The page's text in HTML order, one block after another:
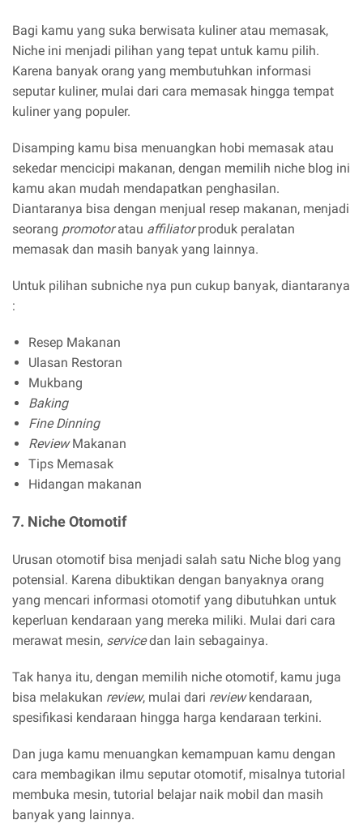
Bagi kamu yang suka berwisata kuliner atau memasak,
Niche ini menjadi pilihan yang tepat untuk kamu pilih.
Karena banyak orang yang membutuhkan informasi
seputar kuliner, mulai dari cara memasak hingga tempat
kuliner yang populer.
Disamping kamu bisa menuangkan hobi memasak atau
sekedar mencicipi makanan, dengan memilih niche blog ini
kamu akan mudah mendapatkan penghasilan.
Diantaranya bisa dengan menjual resep makanan, menjadi
seorang promotoratau affiliatorproduk peralatan
memasak dan masih banyak yang lainnya.
Untuk pilihan subniche nya pun cukup banyak, diantaranya
:
Resep Makanan
Ulasan Restoran
Mukbang
Baking
Fine Dinning
ReviewMakanan
Tips Memasak
Hidangan makanan
7. Niche Otomotif
Urusan otomotif bisa menjadi salah satu Niche blog yang
potensial. Karena dibuktikan dengan banyaknya orang
yang mencari informasi otomotif yang dibutuhkan untuk
keperluan kendaraan yang mereka miliki. Mulai dari cara
merawat mesin, servicedan lain sebagainya.
Tak hanya itu, dengan memilih niche otomotif, kamu juga
bisa melakukan review, mulai dari reviewkendaraan,
spesifikasi kendaraan hingga harga kendaraan terkini.
Dan juga kamu menuangkan kemampuan kamu dengan
cara membagikan ilmu seputar otomotif, misalnya tutorial
membuka mesin, tutorial belajar naik mobil dan masih
banyak yang lainnya.